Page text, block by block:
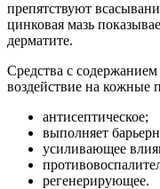
препятствуют
цинковая мазь
дерматите.
Средства с
воздействие на кожные
антисептическое;
выполняет
усиливающее
регенерирующее.